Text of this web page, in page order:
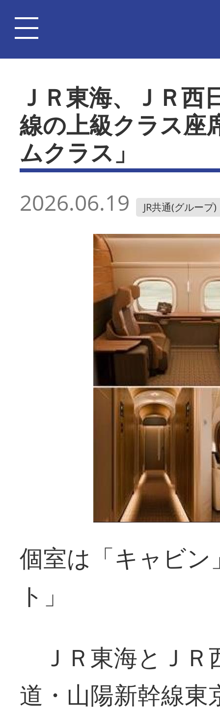
ＪＲ東海、ＪＲ
線の上級クラス
ムクラス」
2026.06.19 JR共通(グループ)
個室は「キャビ
ト」
ＪＲ東海とＪＲ
道・山陽新幹線